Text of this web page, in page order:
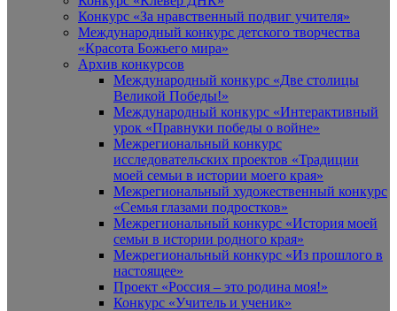
Конкурс «За нравственный подвиг учителя»
Международный конкурс детского творчества
«Красота Божьего мира»
Архив конкурсов
Международный конкурс «Две столицы
Великой Победы!»
Международный конкурс «Интерактивный
урок «Правнуки победы о войне»
Межрегиональный конкурс
исследовательских проектов «Традиции
моей семьи в истории моего края»
Межрегиональный художественный конкурс
«Семья глазами подростков»
Межрегиональный конкурс «История моей
семьи в истории родного края»
Межрегиональный конкурс «Из прошлого в
настоящее»
Проект «Россия – это родина моя!»
Конкурс «Учитель и ученик»